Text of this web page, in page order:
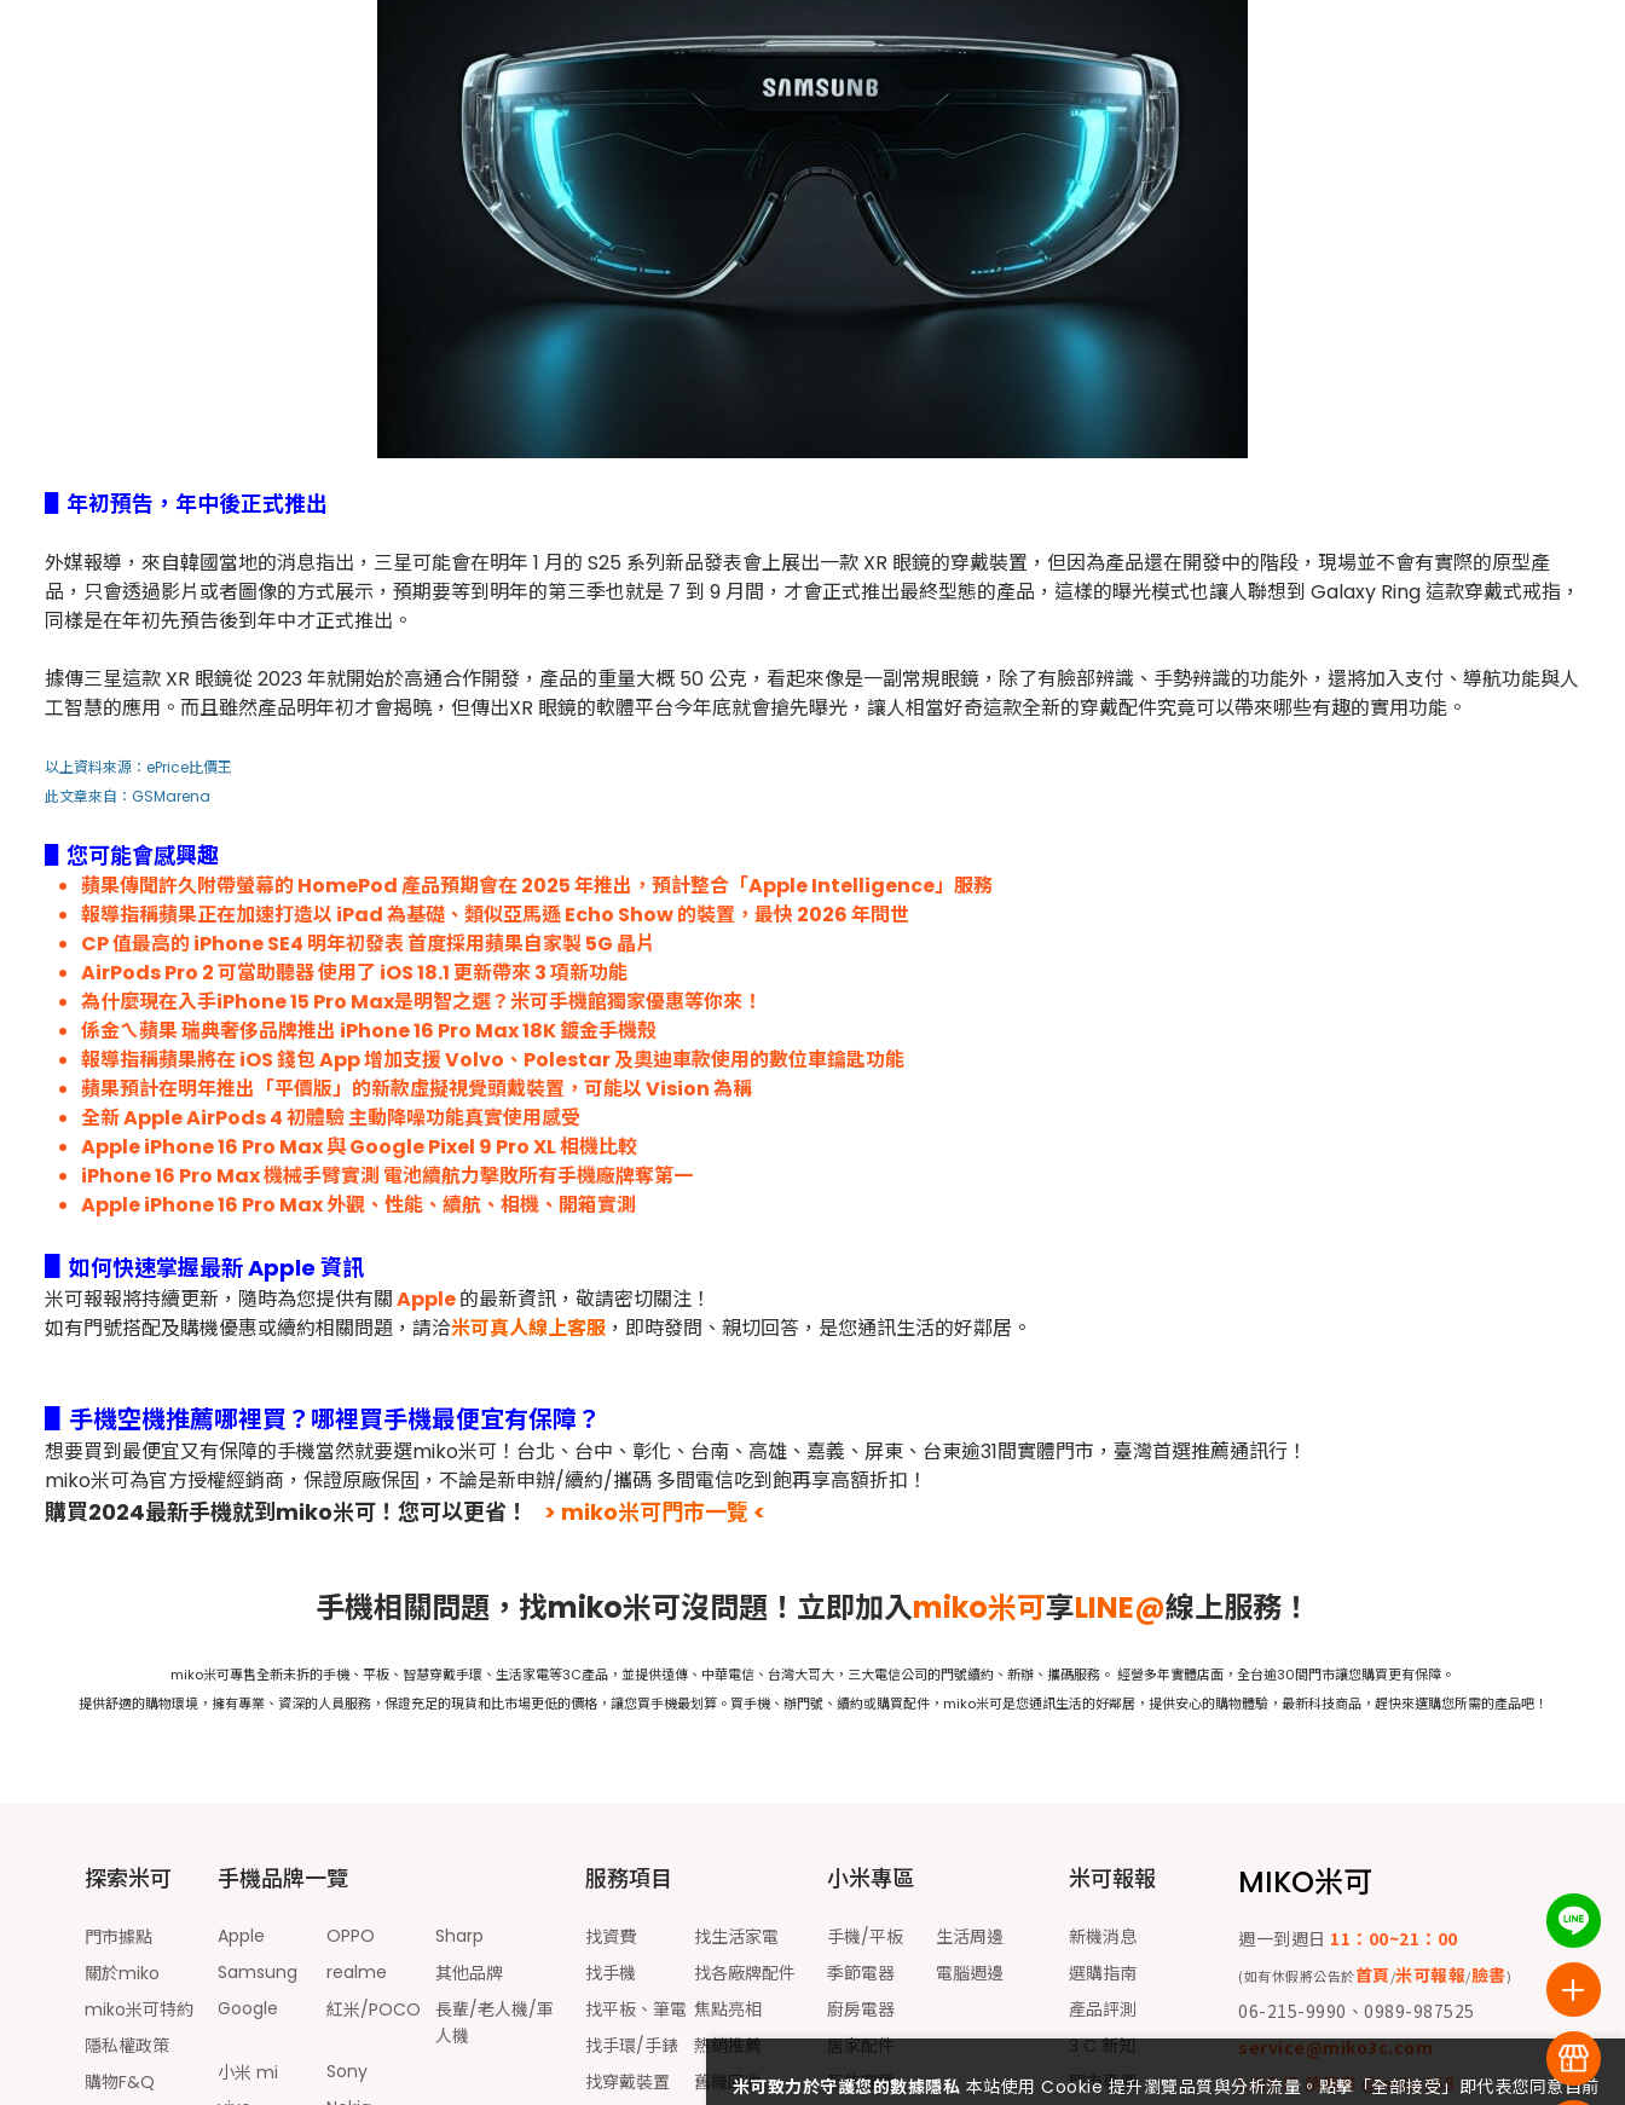
▋年初預告，年中後正式推出
外媒報導，來自韓國當地的消息指出，三星可能會在明年 1 月的 S25 系列新品發表會上展出一款 XR 眼鏡的穿戴裝置，但因為產品還在開發中的階段，現場並不會有實際的原型產
品，只會透過影片或者圖像的方式展示，預期要等到明年的第三季也就是 7 到 9 月間，才會正式推出最終型態的產品，這樣的曝光模式也讓人聯想到 Galaxy Ring 這款穿戴式戒指，
同樣是在年初先預告後到年中才正式推出。
據傳三星這款 XR 眼鏡從 2023 年就開始於高通合作開發，產品的重量大概 50 公克，看起來像是一副常規眼鏡，除了有臉部辨識、手勢辨識的功能外，還將加入支付、導航功能與人
工智慧的應用。而且雖然產品明年初才會揭曉，但傳出XR 眼鏡的軟體平台今年底就會搶先曝光，讓人相當好奇這款全新的穿戴配件究竟可以帶來哪些有趣的實用功能。
以上資料來源： ePrice比價王
此文章來自：GSMarena
▋您可能會感興趣
蘋果傳聞許久附帶螢幕的 HomePod 產品預期會在 2025 年推出，預計整合「Apple Intelligence」服務
報導指稱蘋果正在加速打造以 iPad 為基礎、類似亞馬遜 Echo Show 的裝置，最快 2026 年問世
CP 值最高的 iPhone SE4 明年初發表 首度採用蘋果自家製 5G 晶片
AirPods Pro 2 可當助聽器 使用了 iOS 18.1 更新帶來 3 項新功能
為什麼現在入手iPhone 15 Pro Max是明智之選？米可手機館獨家優惠等你來！
係金ㄟ蘋果 瑞典奢侈品牌推出 iPhone 16 Pro Max 18K 鍍金手機殼
報導指稱蘋果將在 iOS 錢包 App 增加支援 Volvo、Polestar 及奧迪車款使用的數位車鑰匙功能
蘋果預計在明年推出「平價版」的新款虛擬視覺頭戴裝置，可能以 Vision 為稱
全新 Apple AirPods 4 初體驗 主動降噪功能真實使用感受
Apple iPhone 16 Pro Max 與 Google Pixel 9 Pro XL 相機比較
iPhone 16 Pro Max 機械手臂實測 電池續航力擊敗所有手機廠牌奪第一
Apple iPhone 16 Pro Max 外觀、性能、續航、相機、開箱實測
如何快速掌握最新 Apple 資訊
米可報報將持續更新，隨時為您提供有關Apple的最新資訊，敬請密切關注！
如有門號搭配及購機優惠或續約相關問題， 請洽米可真人線上客服 ，即時發問、親切回答，是您通訊生活的好鄰居。
▋手機空機推薦哪裡買？哪裡買手機最便宜有保障？
想要買到最便宜又有保障的手機當然就要選miko米可！台北、台中、彰化、台南、高雄、嘉義、屏東、台東逾31間實體門市，臺灣首選推薦通訊行！
miko米可為官方授權經銷商，保證原廠保固，不論是新申辦/續約/攜碼 多間電信吃到飽再享高額折扣！
購買2024最新手機就到miko米可！您可以更省！ > miko米可門市一覽 <
手機相關問題，找miko米可沒問題！立即加入miko米可享LINE@線上服務！
miko米可專售全新未拆的手機、平板、智慧穿戴手環、生活家電等3C產品，並提供遠傳、中華電信、台灣大哥大，三大電信公司的門號續約、新辦、攜碼服務。 經營多年實體店面，全台逾30間門市讓您購買更有保障。
提供舒適的購物環境，擁有專業、資深的人員服務，保證充足的現貨和比市場更低的價格，讓您買手機最划算。買手機、辦門號、續約或購買配件，miko米可是您通訊生活的好鄰居，提供安心的購物體驗，最新科技商品，趕快來選購您所需的產品吧！
探索米可
門市據點
關於miko
miko米可特約
隱私權政策
購物F&Q
手機品牌一覽
Apple
Samsung
Google
小米 mi
OPPO
realme
紅米/POCO
Sony
Sharp
其他品牌
長輩/老人機/軍
人機
服務項目
找資費
找手機
找平板、筆電
找手環/手錶
找穿戴裝置
找生活家電
找各廠牌配件
焦點亮相
熱銷推薦
舊機回收
小米專區
手機/平板
季節電器
廚房電器
居家配件
智能穿戴
生活周邊
電腦週邊
米可報報
新機消息
選購指南
產品評測
3 C 新知
門市專欄
MIKO米可
週一到週日 11：00~21：00
(如有休假將公告於首頁/米可報報/臉書)
06-215-9990、0989-987525
service@miko3c.com
LINE ID 請搜尋 @miko168
米可致力於守護您的數據隱私 本站使用 Cookie 提升瀏覽品質與分析流量。點擊「全部接受」即代表您同意目前